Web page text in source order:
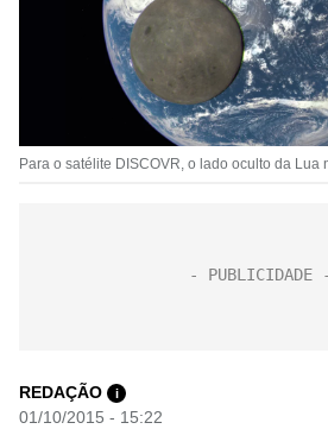
Para o satélite DISCOVR, o lado oculto da Lua
REDAÇÃO i
01/10/2015 - 15:22